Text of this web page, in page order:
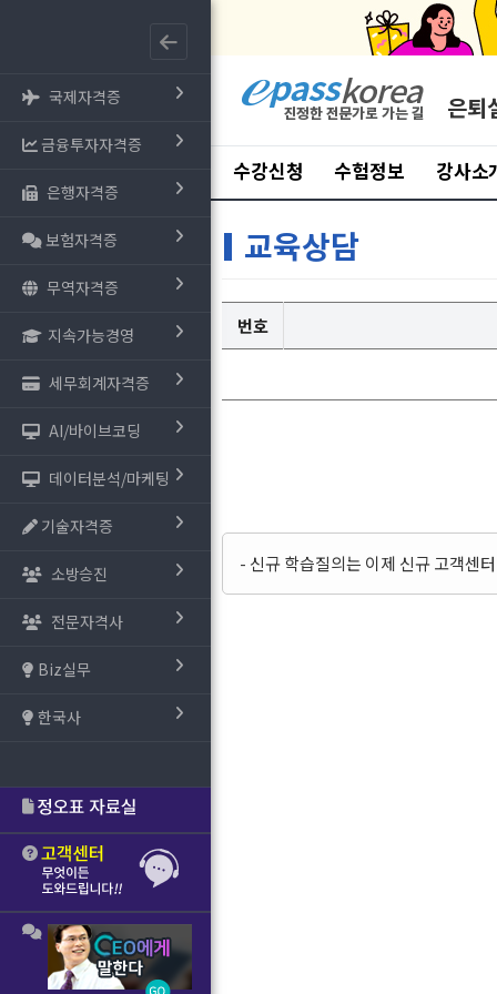
국제자격증
금융투자자격증
은행자격증
보험자격증
무역자격증
지속가능경영
세무회계자격증
AI/바이브코딩
데이터분석/마케팅
기술자격증
소방승진
전문자격사
Biz실무
한국사
은퇴
수강신청 수험정보 강사소
교육상담
번호
- 신규 학습질의는 이제 신규 고객센